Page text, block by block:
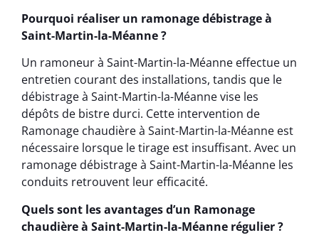
Pourquoi réaliser un ramonage débistrage à
Saint-Martin-la-Méanne ?
Un ramoneur à Saint-Martin-la-Méanne effectue un
entretien courant des installations, tandis que le
débistrage à Saint-Martin-la-Méanne vise les
dépôts de bistre durci. Cette intervention de
Ramonage chaudière à Saint-Martin-la-Méanne est
nécessaire lorsque le tirage est insuffisant. Avec un
ramonage débistrage à Saint-Martin-la-Méanne les
conduits retrouvent leur efficacité.
Quels sont les avantages d’un Ramonage
chaudière à Saint-Martin-la-Méanne régulier ?